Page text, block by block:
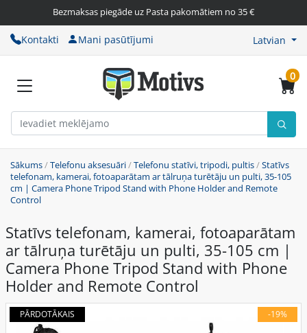
Bezmaksas piegāde uz Pasta pakomātiem no 35 €
Kontakti Mani pasūtījumi Latvian
0
Sākums/Telefonu aksesuāri/Telefonu statīvi, tripodi, pultis/Statīvs
telefonam, kamerai, fotoaparātam ar tālruņa turētāju un pulti, 35-105
cm | Camera Phone Tripod Stand with Phone Holder and Remote
Control
Statīvs telefonam, kamerai, fotoaparātam
ar tālruņa turētāju un pulti, 35-105 cm |
Camera Phone Tripod Stand with Phone
Holder and Remote Control
PĀRDOTĀKAIS -19%